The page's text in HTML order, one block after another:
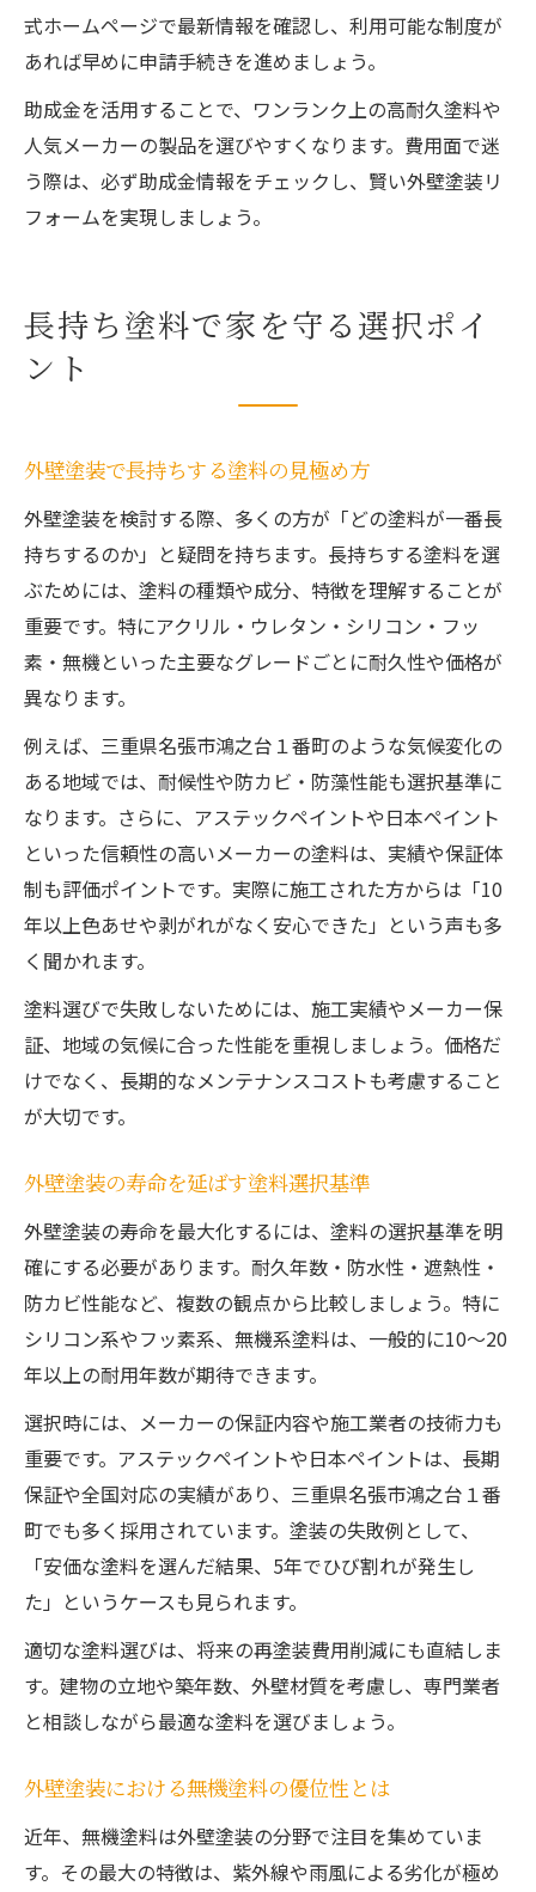
式ホームページで最新情報を確認し、利用可能な制度が
あれば早めに申請手続きを進めましょう。
助成金を活用することで、ワンランク上の高耐久塗料や
人気メーカーの製品を選びやすくなります。費用面で迷
う際は、必ず助成金情報をチェックし、賢い外壁塗装リ
フォームを実現しましょう。
長持ち塗料で家を守る選択ポイ
ント
外壁塗装で長持ちする塗料の見極め方
外壁塗装を検討する際、多くの方が「どの塗料が一番長
持ちするのか」と疑問を持ちます。長持ちする塗料を選
ぶためには、塗料の種類や成分、特徴を理解することが
重要です。特にアクリル・ウレタン・シリコン・フッ
素・無機といった主要なグレードごとに耐久性や価格が
異なります。
例えば、三重県名張市鴻之台１番町のような気候変化の
ある地域では、耐候性や防カビ・防藻性能も選択基準に
なります。さらに、アステックペイントや日本ペイント
といった信頼性の高いメーカーの塗料は、実績や保証体
制も評価ポイントです。実際に施工された方からは「10
年以上色あせや剥がれがなく安心できた」という声も多
く聞かれます。
塗料選びで失敗しないためには、施工実績やメーカー保
証、地域の気候に合った性能を重視しましょう。価格だ
けでなく、長期的なメンテナンスコストも考慮すること
が大切です。
外壁塗装の寿命を延ばす塗料選択基準
外壁塗装の寿命を最大化するには、塗料の選択基準を明
確にする必要があります。耐久年数・防水性・遮熱性・
防カビ性能など、複数の観点から比較しましょう。特に
シリコン系やフッ素系、無機系塗料は、一般的に10～20
年以上の耐用年数が期待できます。
選択時には、メーカーの保証内容や施工業者の技術力も
重要です。アステックペイントや日本ペイントは、長期
保証や全国対応の実績があり、三重県名張市鴻之台１番
町でも多く採用されています。塗装の失敗例として、
「安価な塗料を選んだ結果、5年でひび割れが発生し
た」というケースも見られます。
適切な塗料選びは、将来の再塗装費用削減にも直結しま
す。建物の立地や築年数、外壁材質を考慮し、専門業者
と相談しながら最適な塗料を選びましょう。
外壁塗装における無機塗料の優位性とは
近年、無機塗料は外壁塗装の分野で注目を集めていま
す。その最大の特徴は、紫外線や雨風による劣化が極め